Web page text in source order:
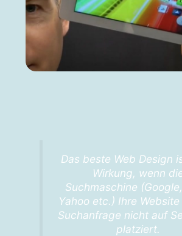
Das beste Web Design
Wirkung, wenn
Suchmaschine
Yahoo etc.) Ihre
Suchanfrage nicht auf
platziert.